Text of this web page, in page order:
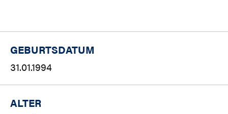
GEBURTSDATUM
31.01.1994
ALTER